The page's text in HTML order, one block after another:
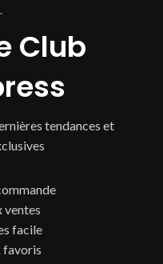
Club
tendances et
ventes
facile
favoris
CASABLANCA